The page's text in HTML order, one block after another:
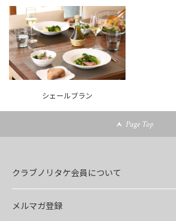
シェールブラン
Page Top
クラブノリタケ会員について
メルマガ登録